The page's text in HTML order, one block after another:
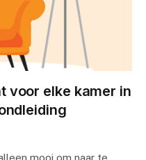
voor elke kamer in